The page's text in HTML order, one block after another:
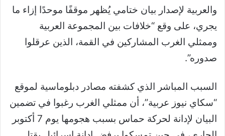
والعربية لإصدار بيان ختامي يُظهر موقفًا موحدًا إزاء ما
يجري، على وقع “خلافات بين المجموعة العربية
وممثلي الغرب المشاركين في القمة، الذين عرقلوا
صدوره”.
السبب المباشر الذي كشفته مصادر دبلوماسية لموقع
“سكاي نيوز عربية”، أن ممثلي الغرب رغبوا في تضمين
البيان لإدانة لحركة حماس بسبب هجومها يوم 7 أكتوبر